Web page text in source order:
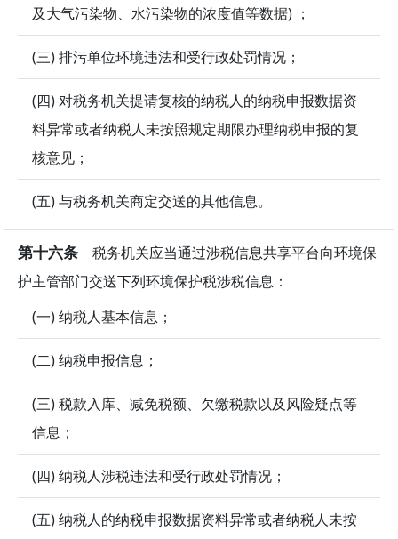
及大气污染物、水污染物的浓度值等数据) ；
(三) 排污单位环境违法和受行政处罚情况；
(四) 对税务机关提请复核的纳税人的纳税申报数据资
料异常或者纳税人未按照规定期限办理纳税申报的复
核意见；
(五) 与税务机关商定交送的其他信息。
第十六条 税务机关应当通过涉税信息共享平台向环境保
护主管部门交送下列环境保护税涉税信息：
(一) 纳税人基本信息；
(二) 纳税申报信息；
(三) 税款入库、减免税额、欠缴税款以及风险疑点等
信息；
(四) 纳税人涉税违法和受行政处罚情况；
(五) 纳税人的纳税申报数据资料异常或者纳税人未按